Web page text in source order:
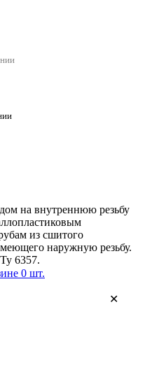
на внутреннюю резьбу
из сшитого
наружную резьбу.
6357.
0 шт.
✕